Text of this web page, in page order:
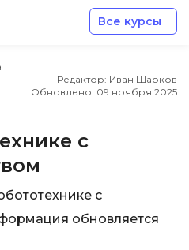
Все курсы
Редактор: Иван Шарков
Обновлено: 09 ноября 2025
с
с
обновляется